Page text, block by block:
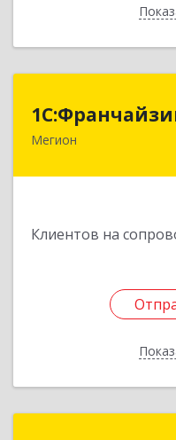
Мегион
Клиентов на